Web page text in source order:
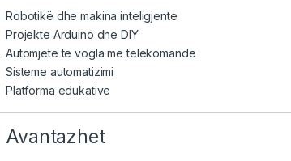
Robotikë dhe makina inteligjente
Projekte Arduino dhe DIY
Automjete të vogla me telekomandë
Sisteme automatizimi
Platforma edukative
Avantazhet